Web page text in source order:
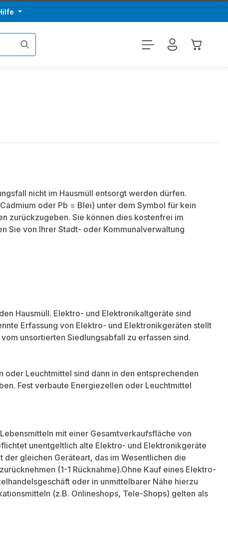
nicht im Hausmüll entsorgt werden dürfen.
oder Pb = Blei) unter dem Symbol für kein
zurückzugeben. Sie können dies kostenfrei im
Sie von Ihrer Stadt- oder Kommunalverwaltung
Hausmüll. Elektro- und Elektronikaltgeräte sind
Erfassung von Elektro- und Elektronikgeräten stellt
unsortierten Siedlungsabfall zu erfassen sind.
Leuchtmittel sind dann in den entsprechenden
Fest verbaute Energiezellen oder Leuchtmittel
mit einer Gesamtverkaufsfläche von
unentgeltlich alte Elektro- und Elektronikgeräte
gleichen Geräteart, das im Wesentlichen die
(1-1 Rücknahme).Ohne Kauf eines Elektro-
oder in unmittelbarer Nähe hierzu
(z.B. Onlineshops, Tele-Shops) gelten als